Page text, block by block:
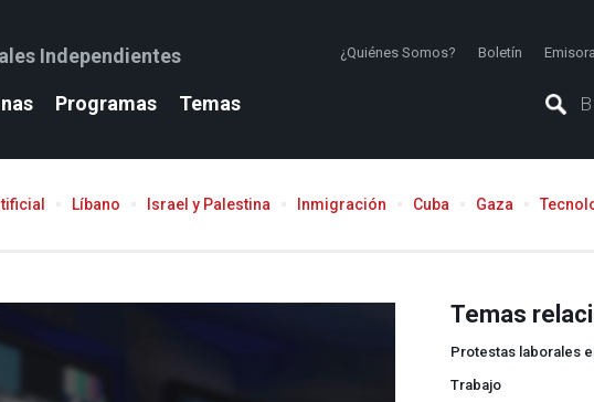
Independientes ¿Quiénes Somos? Boletín
Programas Temas
Líbano Israel y Palestina Inmigración Cuba Gaza
Temas
Protestas laborales
Trabajo